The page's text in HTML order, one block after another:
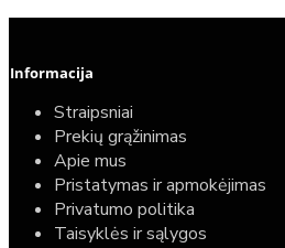
Informacija
Straipsniai
Prekių grąžinimas
Apie mus
Pristatymas ir apmokėjimas
Privatumo politika
Taisyklės ir sąlygos